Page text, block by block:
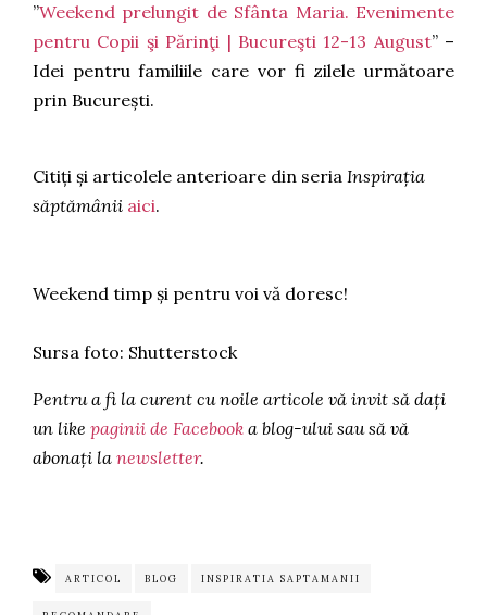
”Weekend prelungit de Sfânta Maria. Evenimente
pentru Copii şi Părinţi | Bucureşti 12-13 August” –
Idei pentru familiile care vor fi zilele următoare
prin București.
Citiți și articolele anterioare din seria Inspirația
săptămânii aici.
Weekend timp și pentru voi vă doresc!
Sursa foto: Shutterstock
Pentru a fi la curent cu noile articole vă invit să dați
un like paginii de Facebook a blog-ului sau să vă
abonați la newsletter.
ARTICOL BLOG INSPIRATIA SAPTAMANII